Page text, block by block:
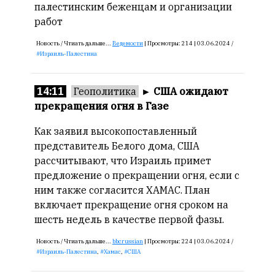
палестинским беженцам и организации
работ
Новость /Чтиать дальше... Ведемости | Просмотры: 214 | 03.06.2024 /
Израиль-Палестина
14:11 Геополитика ► США ожидают
прекращения огня в Газе
Как заявил высокопоставленный
представитель Белого дома, США
рассчитывают, что Израиль примет
предложение о прекращении огня, если с
ним также согласится ХАМАС. План
включает прекращение огня сроком на
шесть недель в качестве первой фазы.
Новость /Чтиать дальше... bbcrussian | Просмотры: 224 | 03.06.2024 /
Израиль-Палестина, Хамас, США